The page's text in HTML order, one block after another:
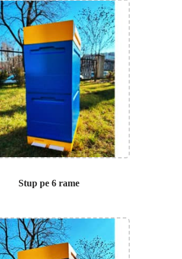
Stup pe 6 rame